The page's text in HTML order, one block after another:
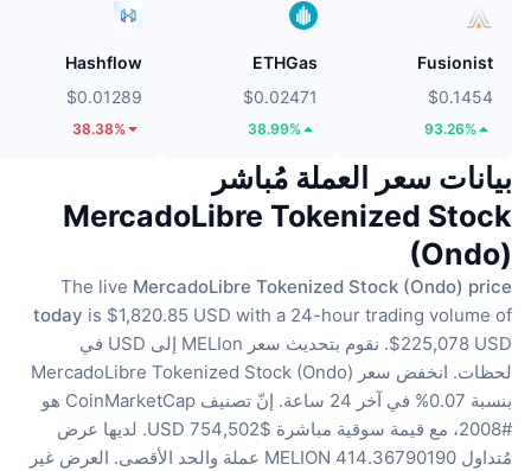
Fusionist
$0.1454
93.26%
ETHGas
$0.02471
38.99%
Hashflow
$0.01289
38.38%
بيانات سعر العملة مُباشر
MercadoLibre Tokenized Stock
(Ondo)
The live MercadoLibre Tokenized Stock (Ondo) price
today is $1,820.85 USD with a 24-hour trading volume of
$225,078 USD.
نقوم بتحديث سعر MELIon إلى USD في
لحظات.
انخفض سعر MercadoLibre Tokenized Stock (Ondo)
بنسبة 0.07% في آخر 24 ساعة.
إنّ تصنيف CoinMarketCap هو
#2008، مع قيمة سوقية مباشرة $754,502 USD.
لديها عرض
مُتداول 414.36790190 MELION عملة
والحد الأقصى. العرض غير